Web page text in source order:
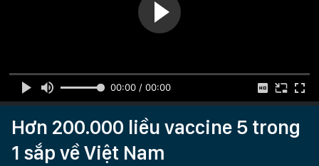
00:00 / 00:00
Hơn 200.000 liều vaccine 5 trong
1 sắp về Việt Nam